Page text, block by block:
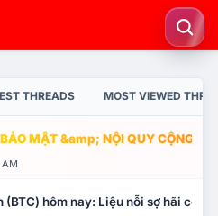
THREADS MOST VIEWED
MẬT &amp; NỘI QUY CỘNG
hôm nay: Liệu nỗi sợ hãi có